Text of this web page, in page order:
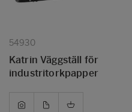
54930
Katrin Väggställ för
industritorkpapper